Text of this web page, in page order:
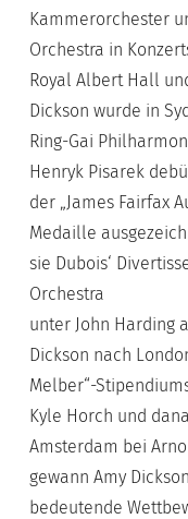
Kammerorchester
Orchestra in
Royal Albert Hall
Dickson wurde in
Ring-Gai
Henryk Pisarek
der „James Fairfax
Medaille
sie Dubois‘
Orchestra
unter John Harding
Dickson nach
Melber“-
Kyle Horch und
Amsterdam bei
gewann Amy
bedeutende